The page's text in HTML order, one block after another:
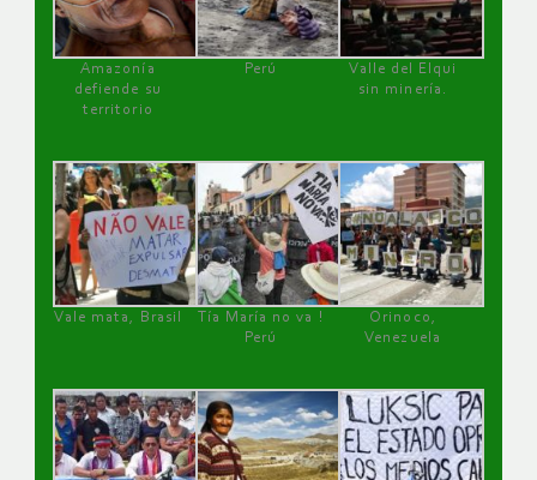
Amazonía
defiende su
territorio
Perú
Valle del Elqui
sin minería.
Vale mata, Brasil
Tía María no va !
Perú
Orinoco,
Venezuela